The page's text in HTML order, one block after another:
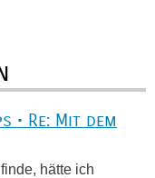
• Re: Mit dem
hätte ich